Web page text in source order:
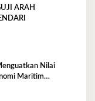
ARAH
Nilai
Maritim